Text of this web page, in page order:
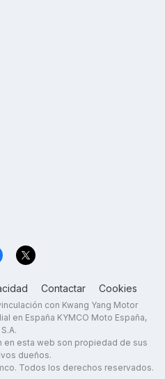
Contactar Cookies
con Kwang Yang Motor
en España KYMCO Moto España,
S.A.
en esta web son propiedad de sus
dueños.
Todos los derechos reservados.